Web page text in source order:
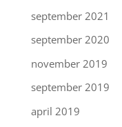
september 2021
september 2020
november 2019
september 2019
april 2019